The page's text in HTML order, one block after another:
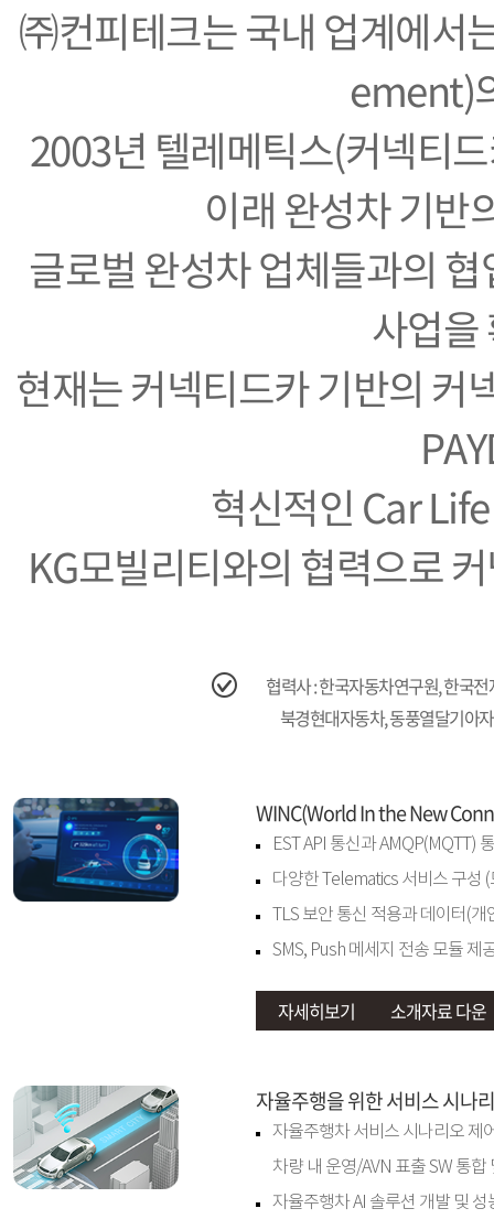
㈜컨피테크는 국내 업계에
ement)
2003년 텔레메틱스(커넥티
이래 완성차 기반
글로벌 완성차 업체들과의
사업을
현재는 커넥티드카 기반의 커
혁신적인 Car
KG모빌리티와의 협력으로
협력사 : 한국자동차연구원, 한국
북경현대자동차, 동풍열달기아
WINC(World In the New
EST API 통신과 AMQP(MQTT)
다양한 Telematics 서비스 구성
TLS 보안 통신 적용과 데이터(
SMS, Push 메세지 전송 모듈 제
자세히보기 소개자료 다운
자율주행을 위한 서비스 시나
자율주행차 서비스 시나리오 제
차량 내 운영/AVN 표출 SW 통합
자율주행차 AI 솔루션 개발 및 성